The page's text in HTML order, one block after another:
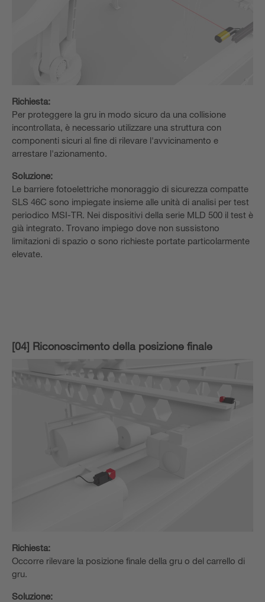
Richiesta:
Per proteggere la gru in modo sicuro da una collisione
incontrollata, è necessario utilizzare una struttura con
componenti sicuri al fine di rilevare l'avvicinamento e
arrestare l'azionamento.
Soluzione:
Le barriere fotoelettriche monoraggio di sicurezza compatte
SLS 46C sono impiegate insieme alle unità di analisi per test
periodico MSI-TR. Nei dispositivi della serie MLD 500 il test è
già integrato. Trovano impiego dove non sussistono
limitazioni di spazio o sono richieste portate particolarmente
elevate.
[04] Riconoscimento della posizione finale
Richiesta:
Occorre rilevare la posizione finale della gru o del carrello di
gru.
Soluzione: